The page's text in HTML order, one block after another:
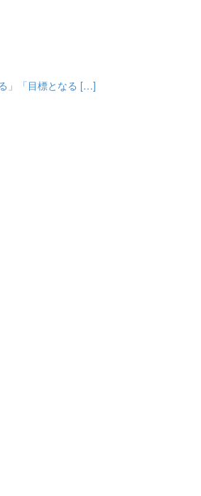
」「目標となる […]